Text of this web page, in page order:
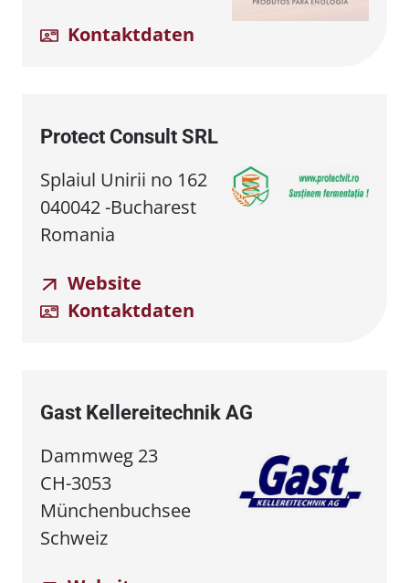
Kontaktdaten
Protect Consult SRL
Splaiul Unirii no 162
040042 -Bucharest
Romania
Website
Kontaktdaten
Gast Kellereitechnik AG
Dammweg 23
CH-3053
Münchenbuchsee
Schweiz